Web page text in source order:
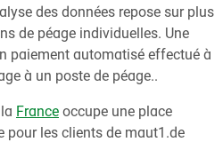
des données repose sur plus
de péage individuelles. Une
paiement automatisé effectué à
à un poste de péage..
France occupe une place
pour les clients de maut1.de